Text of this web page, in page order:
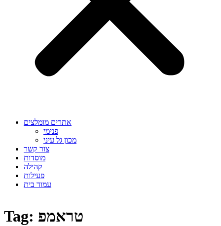
אתרים מומלצים
פנימי
מכון גל עיני
צור קשר
מוסדות
קהילה
פעילות
עמוד בית
Tag: טראמפ